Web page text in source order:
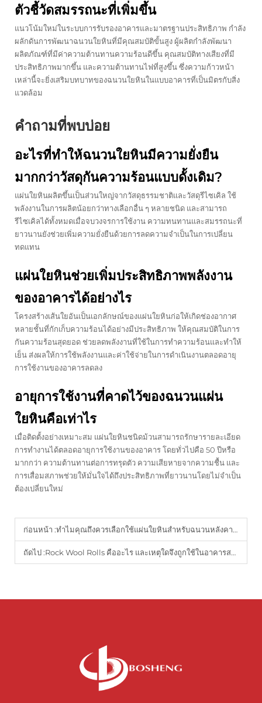
ตัวชี้วัดสมรรถนะที่เพิ่มขึ้น
แนวโน้มใหม่ในระบบการรับรองอาคารและมาตรฐานประสิทธิภาพ กำลัง
ผลักดันการพัฒนาฉนวนใยหินที่มีคุณสมบัติขั้นสูง ผู้ผลิตกำลังพัฒนา
ผลิตภัณฑ์ที่มีค่าความต้านทานความร้อนดีขึ้น คุณสมบัติทางเสียงที่มี
ประสิทธิภาพมากขึ้น และความต้านทานไฟที่สูงขึ้น ซึ่งความก้าวหน้า
เหล่านี้จะยิ่งเสริมบทบาทของฉนวนใยหินในแบบอาคารที่เป็นมิตรกับสิ่ง
แวดล้อม
คำถามที่พบบ่อย
อะไรที่ทำให้ฉนวนใยหินมีความยั่งยืน
มากกว่าวัสดุกันความร้อนแบบดั้งเดิม?
แผ่นใยหินผลิตขึ้นเป็นส่วนใหญ่จากวัสดุธรรมชาติและวัสดุรีไซเคิล ใช้
พลังงานในการผลิตน้อยกว่าทางเลือกอื่น ๆ หลายชนิด และสามารถ
รีไซเคิลได้ทั้งหมดเมื่อจบวงจรการใช้งาน ความทนทานและสมรรถนะที่
ยาวนานยังช่วยเพิ่มความยั่งยืนด้วยการลดความจำเป็นในการเปลี่ยน
ทดแทน
แผ่นใยหินช่วยเพิ่มประสิทธิภาพพลังงาน
ของอาคารได้อย่างไร
โครงสร้างเส้นใยอันเป็นเอกลักษณ์ของแผ่นใยหินก่อให้เกิดช่องอากาศ
หลายชั้นที่กักเก็บความร้อนได้อย่างมีประสิทธิภาพ ให้คุณสมบัติในการ
กันความร้อนสุดยอด ช่วยลดพลังงานที่ใช้ในการทำความร้อนและทำให้
เย็น ส่งผลให้การใช้พลังงานและค่าใช้จ่ายในการดำเนินงานตลอดอายุ
การใช้งานของอาคารลดลง
อายุการใช้งานที่คาดไว้ของฉนวนแผ่น
ใยหินคือเท่าไร
เมื่อติดตั้งอย่างเหมาะสม แผ่นใยหินชนิดม้วนสามารถรักษารายละเอียด
การทำงานได้ตลอดอายุการใช้งานของอาคาร โดยทั่วไปคือ 50 ปีหรือ
มากกว่า ความต้านทานต่อการทรุดตัว ความเสียหายจากความชื้น และ
การเสื่อมสภาพช่วยให้มั่นใจได้ถึงประสิทธิภาพที่ยาวนานโดยไม่จำเป็น
ต้องเปลี่ยนใหม่
ก่อนหน้า :ทำไมคุณถึงควรเลือกใช้แผ่นใยหินสำหรับฉนวนหลังคาและผนัง
ถัดไป :Rock Wool Rolls คืออะไร และเหตุใดจึงถูกใช้ในอาคารสมัยใหม่